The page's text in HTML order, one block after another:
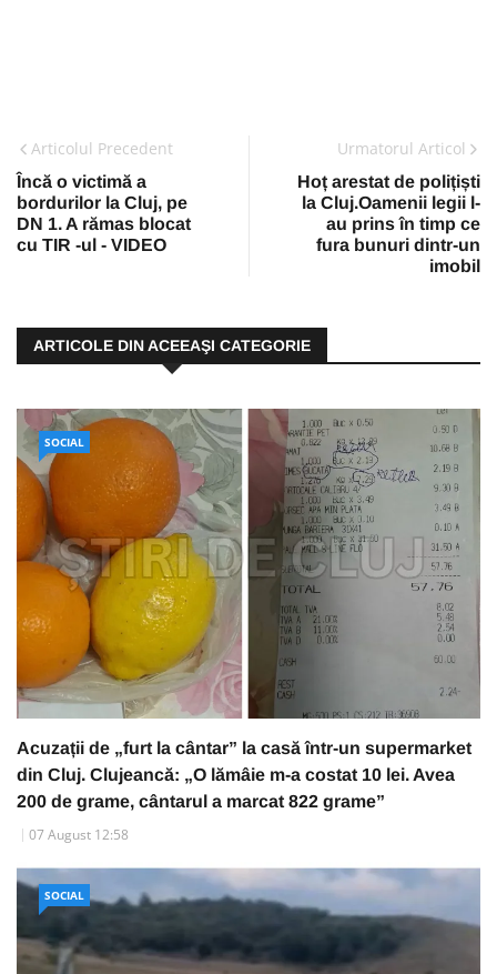
Articolul Precedent
Încă o victimă a
bordurilor la Cluj, pe
DN 1. A rămas blocat
cu TIR -ul - VIDEO
Urmatorul Articol
Hoț arestat de polițiști
la Cluj.Oamenii legii l-
au prins în timp ce
fura bunuri dintr-un
imobil
ARTICOLE DIN ACEEAŞI CATEGORIE
SOCIAL
Acuzații de „furt la cântar” la casă într-un supermarket
din Cluj. Clujeancă: „O lămâie m-a costat 10 lei. Avea
200 de grame, cântarul a marcat 822 grame”
07 August 12:58
SOCIAL